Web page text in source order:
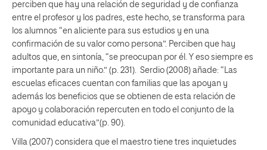
perciben que hay una relación de seguridad y de confianza
entre el profesor y los padres, este hecho, se transforma para
los alumnos “en aliciente para sus estudios y en una
confirmación de su valor como persona”. Perciben que hay
adultos que, en sintonía, “se preocupan por él. Y eso siempre es
importante para un niño.” (p. 231). Serdio (2008) añade: “Las
escuelas eficaces cuentan con familias que las apoyan y
además los beneficios que se obtienen de esta relación de
apoyo y colaboración repercuten en todo el conjunto de la
comunidad educativa”(p. 90).
Villa (2007) considera que el maestro tiene tres inquietudes